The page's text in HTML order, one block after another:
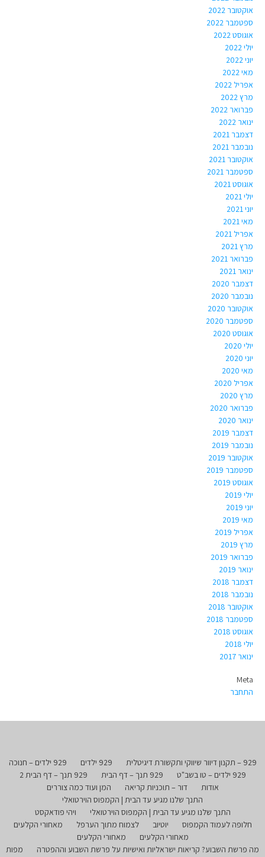
אוקטובר 2022
ספטמבר 2022
אוגוסט 2022
יולי 2022
יוני 2022
מאי 2022
אפריל 2022
מרץ 2022
פברואר 2022
ינואר 2022
דצמבר 2021
נובמבר 2021
אוקטובר 2021
ספטמבר 2021
אוגוסט 2021
יולי 2021
יוני 2021
מאי 2021
אפריל 2021
מרץ 2021
פברואר 2021
ינואר 2021
דצמבר 2020
נובמבר 2020
אוקטובר 2020
ספטמבר 2020
אוגוסט 2020
יולי 2020
יוני 2020
מאי 2020
אפריל 2020
מרץ 2020
פברואר 2020
ינואר 2020
דצמבר 2019
נובמבר 2019
אוקטובר 2019
ספטמבר 2019
אוגוסט 2019
יולי 2019
יוני 2019
מאי 2019
אפריל 2019
מרץ 2019
פברואר 2019
ינואר 2019
דצמבר 2018
נובמבר 2018
אוקטובר 2018
ספטמבר 2018
אוגוסט 2018
יולי 2018
ינואר 2017
Meta
התחבר
929 – תקנון דיוור שיווקי ותקשורת דיגיטלית 929 ילדים
929 ילדים – חנוכה
929 ילדים – טו בשב"ט
929 תנך – דף הבית
929 תנך – דף הבית 2
אודות
דור – תוכניות קריאה
המן ועוד כמה צוררים
התנך שלנו מגיע עד הבית | הקמפוס הוירטואלי
התנך שלנו מגיע עד הבית | הקמפוס הוירטואלי
ויהי פודאקסט
חלופה לעמוד הקמפוס
יוטיוב לצמוח מתוך הערפל
מאחורי הקלעים
מאחורי הקלעים
מאחורי הקלעים
מה פרשת השבוע? קריאות ישראליות ואישיות על פרשת השבוע וההפטרה
מפות